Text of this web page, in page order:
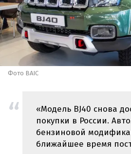
Фото BAIC
«Модель BJ40 снова
покупки в России.
бензиновой
ближайшее время